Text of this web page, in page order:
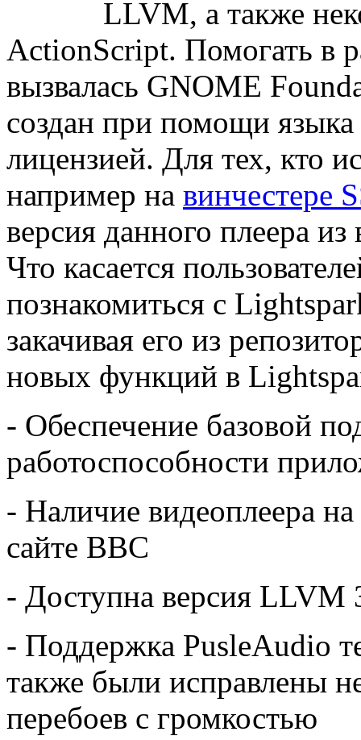
LLVM, а также
ActionScript. Помогать в
вызвалась GNOME
создан при помощи
лицензией. Для тех, кто
например на винчестере
версия данного плеера
Что касается
познакомиться с
закачивая его из
новых функций в
- Обеспечение базовой
работоспособности
- Наличие видеоплеера
сайте BBC
- Доступна версия LLVM
- Поддержка PusleAudio
также были исправлены
перебоев с громкостью